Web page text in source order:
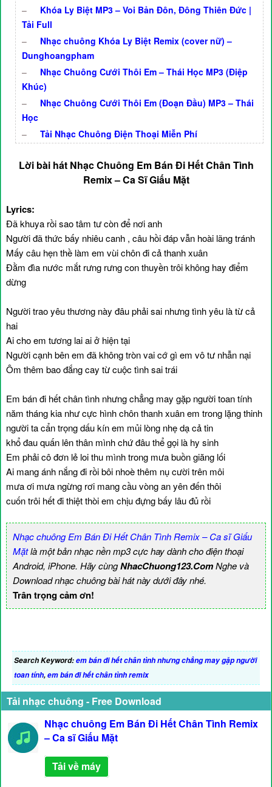
–
Khóa Ly Biệt MP3 – Voi Bản Đôn, Đông Thiên Đức |
Tải Full
–
Nhạc chuông Khóa Ly Biệt Remix (cover nữ) –
Dunghoangpham
–
Nhạc Chuông Cưới Thôi Em – Thái Học MP3 (Điệp
Khúc)
–
Nhạc Chuông Cưới Thôi Em (Đoạn Đầu) MP3 – Thái
Học
–
Tải Nhạc Chuông Điện Thoại Miễn Phí
Lời bài hát Nhạc Chuông Em Bán Đi Hết Chân Tình
Remix – Ca Sĩ Giấu Mặt
Lyrics:
Đã khuya rồi sao tâm tư còn để nơi anh
Người đã thức bấy nhiêu canh , câu hồi đáp vẫn hoài lãng tránh
Mấy câu hẹn thề làm em vùi chôn đi cả thanh xuân
Đằm đìa nước mắt rưng rưng con thuyền trôi không hay điểm
dừng
Người trao yêu thương này đâu phải sai nhưng tình yêu là từ cả
hai
Ai cho em tương lai ai ở hiện tại
Người cạnh bên em đã không tròn vai cớ gì em vô tư nhẫn nại
Ôm thêm bao đắng cay từ cuộc tình sai trái
Em bán đi hết chân tình nhưng chẳng may gặp người toan tính
năm tháng kia như cực hình chôn thanh xuân em trong lặng thinh
người ta cẩn trọng dấu kín em mủi lòng nhẹ dạ cả tin
khổ đau quấn lên thân mình chứ đâu thể gọi là hy sinh
Em phải cô đơn lẻ loi thu mình trong mưa buồn giăng lối
Ai mang ánh nắng đi rồi bôi nhoè thêm nụ cười trên môi
mưa ơi mưa ngừng rơi mang cầu vòng an yên đến thôi
cuốn trôi hết đi thiệt thòi em chịu đựng bấy lâu đủ rồi
Nhạc chuông Em Bán Đi Hết Chân Tình Remix – Ca sĩ Giấu
Mặtlà một bản nhạc nền mp3 cực hay dành cho điện thoại
Android, iPhone. Hãy cùngNhacChuong123.ComNghe và
Download nhạc chuông bài hát này dưới đây nhé.
Trân trọng cảm ơn!
Search Keyword:em bán đi hết chân tình nhưng chẳng may gặp người
toan tính,em bán đi hết chân tình remix
Tải nhạc chuông - Free Download
Nhạc chuông Em Bán Đi Hết Chân Tình Remix
– Ca sĩ Giấu Mặt
Tải về máy